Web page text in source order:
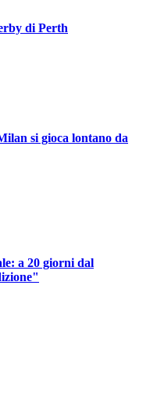
di Perth
si gioca lontano da
a 20 giorni dal